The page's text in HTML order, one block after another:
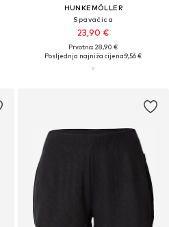
HUNKEMÖLLER
Spavaćica
23,90 €
Prvotno: 28,90 €
Posljednja najniža cijena:9,56 €